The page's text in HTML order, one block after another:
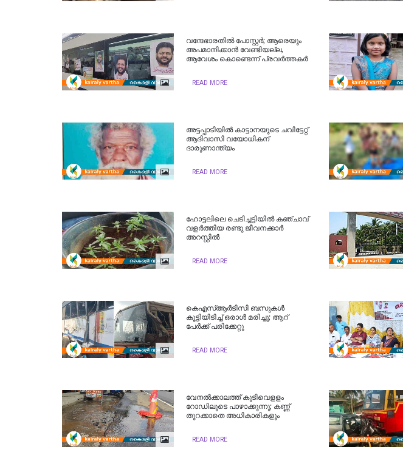
വന്ദേഭാരതില്‍ പോസ്റ്റര്‍; ആരെയും
അപമാനിക്കാന്‍ വേണ്ടിയല്ല,
ആവേശം കൊണ്ടെന്ന് പ്രവര്‍ത്തകര്‍
READ MORE
അട്ടപ്പാടിയിൽ കാട്ടാനയുടെ ചവിട്ടേറ്റ്
ആദിവാസി വയോധികന്
ദാരുണാന്ത്യം
READ MORE
ഹോട്ടലിലെ ചെടിച്ചട്ടിയിൽ കഞ്ചാവ്
വളർത്തിയ രണ്ടു ജീവനക്കാർ
അറസ്റ്റില്‍
READ MORE
കെഎസ്ആർടിസി ബസുകൾ
കൂട്ടിയിടിച്ച് ഒരാൾ മരിച്ചു; ആറ്
പേർക്ക് പരിക്കേറ്റു
READ MORE
വേനല്‍ക്കാലത്ത് കുടിവെളളം
റോഡിലുടെ പാഴാക്കുന്നു; കണ്ണ്
തുറക്കാതെ അധികാരികളും
READ MORE